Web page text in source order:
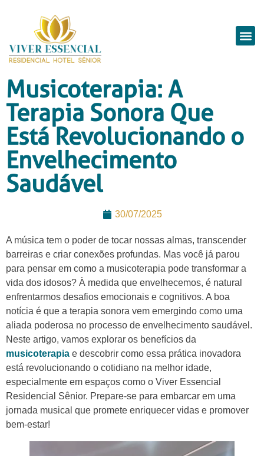
Musicoterapia: A
Terapia Sonora Que
Está Revolucionando o
Envelhecimento
Saudável
30/07/2025
A música tem o poder de tocar nossas almas, transcender
barreiras e criar conexões profundas. Mas você já parou
para pensar em como a musicoterapia pode transformar a
vida dos idosos? À medida que envelhecemos, é natural
enfrentarmos desafios emocionais e cognitivos. A boa
notícia é que a terapia sonora vem emergindo como uma
aliada poderosa no processo de envelhecimento saudável.
Neste artigo, vamos explorar os benefícios da
musicoterapia e descobrir como essa prática inovadora
está revolucionando o cotidiano na melhor idade,
especialmente em espaços como o Viver Essencial
Residencial Sênior. Prepare-se para embarcar em uma
jornada musical que promete enriquecer vidas e promover
bem-estar!